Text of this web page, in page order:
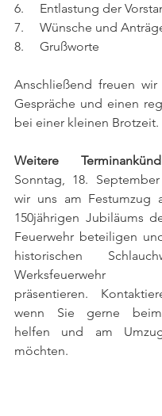
6.     Entlastung der
7.     Wünsche und
8.     Grußworte
Anschließend freuen
Gespräche und einen
bei einer kleinen Brotzeit.
Weitere
Sonntag, 18.
wir uns am Festumzug
150jährigen Jubiläums
Feuerwehr beteiligen
historischen
Werksfeuerwehr
präsentieren.
wenn Sie gerne beim
helfen und am
möchten.